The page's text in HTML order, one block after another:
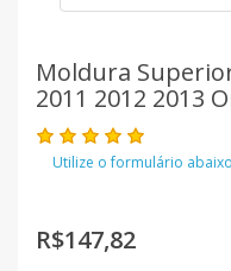
Moldura
2011 2012 2013
Utilize o formulário
R$147,82